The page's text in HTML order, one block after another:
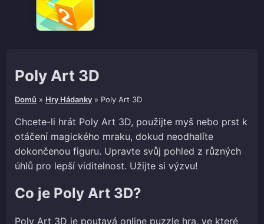
Poly Art 3D
Domů » Hry Hádanky » Poly Art 3D
Chcete-li hrát Poly Art 3D, použijte myš nebo prst k
otáčení magického mraku, dokud neodhalíte
dokončenou figuru. Upravte svůj pohled z různých
úhlů pro lepší viditelnost. Užijte si výzvu!
Co je Poly Art 3D?
Poly Art 3D je poutavá online puzzle hra, ve které